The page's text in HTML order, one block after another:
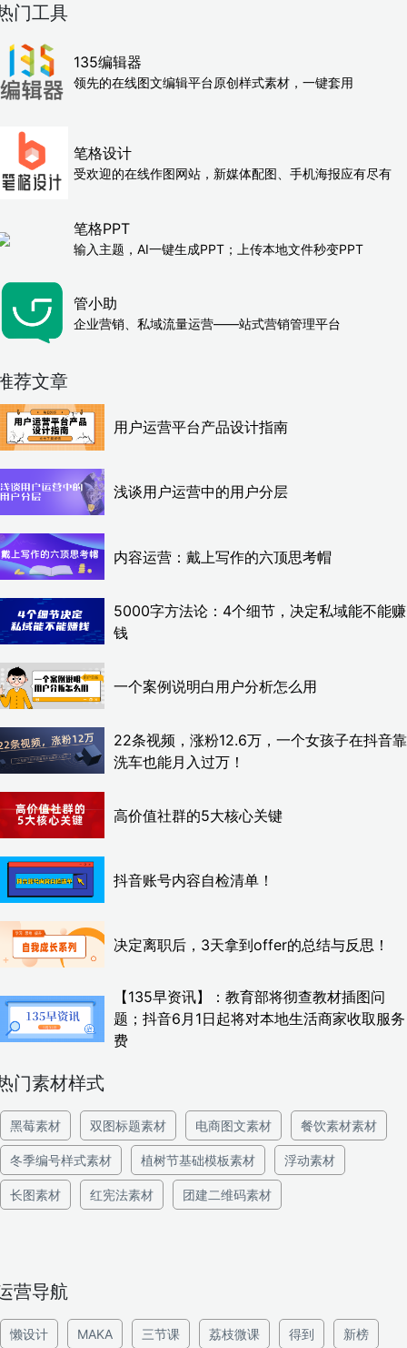
门工具
135编辑器
领先的在线图文编辑平台原创样式素材，一键套用
笔格设计
受欢迎的在线作图网站，新媒体配图、手机海报应有尽有
笔格PPT
输入主题，AI一键生成PPT；上传本地文件秒变PPT
管小助
企业营销、私域流量运营——站式营销管理平台
荐文章
用户运营平台产品设计指南
浅谈用户运营中的用户分层
内容运营：戴上写作的六顶思考帽
5000字方法论：4个细节，决定私域能不能赚
钱
一个案例说明白用户分析怎么用
22条视频，涨粉12.6万，一个女孩子在抖音靠
洗车也能月入过万！
高价值社群的5大核心关键
抖音账号内容自检清单！
决定离职后，3天拿到offer的总结与反思！
【135早资讯】：教育部将彻查教材插图问
题；抖音6月1日起将对本地生活商家收取服务
费
门素材样式
黑莓素材 双图标题素材 电商图文素材 餐饮素材素材
冬季编号样式素材 植树节基础模板素材 浮动素材
长图素材 红宪法素材 团建二维码素材
营导航
懒设计 MAKA 三节课 荔枝微课 得到 新榜